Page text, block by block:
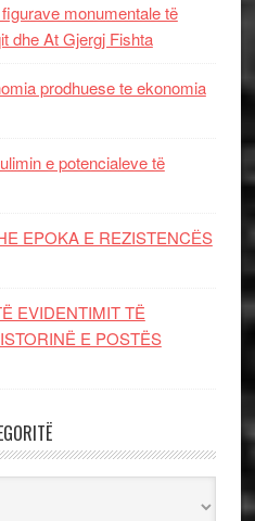
monumentale të
dhe At Gjergj Fishta
prodhuese te ekonomia
e potencialeve të
EPOKA E REZISTENCЁS
EVIDENTIMIT TË
E POSTËS